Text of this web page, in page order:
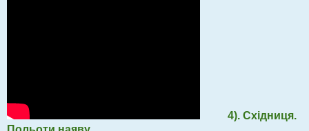
4). Східниця.